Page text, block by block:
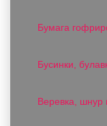
Бумага
Бусинки,
Веревка, шнур